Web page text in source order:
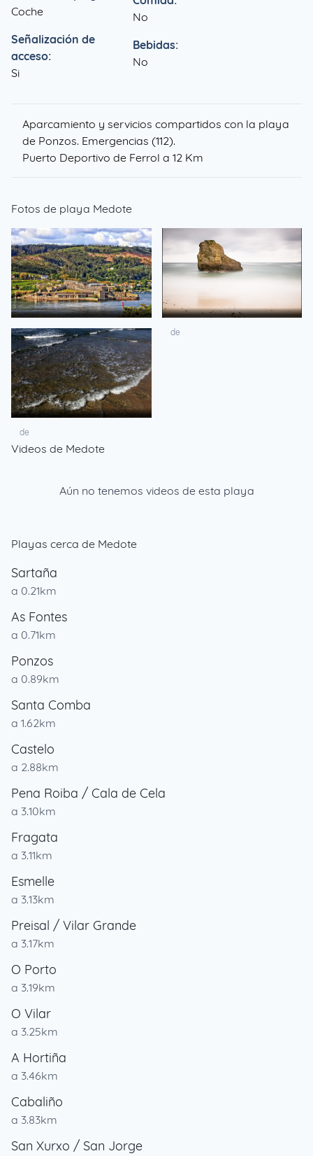
Coche
Señalización de
acceso:
Si
No
Bebidas:
No
Aparcamiento y servicios compartidos con la playa
de Ponzos. Emergencias (112).
Puerto Deportivo de Ferrol a 12 Km
Fotos de playa Medote
de de
de
Videos de Medote
Aún no tenemos videos de esta playa
Playas cerca de Medote
Sartaña
a 0.21km
As Fontes
a 0.71km
Ponzos
a 0.89km
Santa Comba
a 1.62km
Castelo
a 2.88km
Pena Roiba / Cala de Cela
a 3.10km
Fragata
a 3.11km
Esmelle
a 3.13km
Preisal / Vilar Grande
a 3.17km
O Porto
a 3.19km
O Vilar
a 3.25km
A Hortiña
a 3.46km
Cabaliño
a 3.83km
San Xurxo / San Jorge